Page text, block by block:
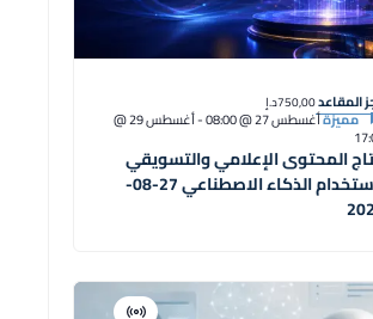
المحتوى الإعلامي والتسويقي
باستخدام الذكاء الاصطناعي 27-08-
مميزةأغسطس 27 @ 08:00 - أغسطس 29 @
المقاعد750,00د.إ